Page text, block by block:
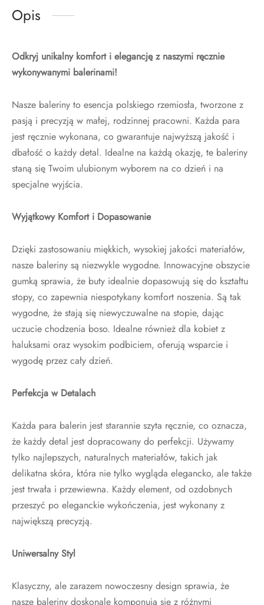
Opis
Odkryj unikalny komfort i elegancję z naszymi ręcznie
wykonywanymi balerinami!
Nasze baleriny to esencja polskiego rzemiosła, tworzone z
pasją i precyzją w małej, rodzinnej pracowni. Każda para
jest ręcznie wykonana, co gwarantuje najwyższą jakość i
dbałość o każdy detal. Idealne na każdą okazję, te baleriny
staną się Twoim ulubionym wyborem na co dzień i na
specjalne wyjścia.
Wyjątkowy Komfort i Dopasowanie
Dzięki zastosowaniu miękkich, wysokiej jakości materiałów,
nasze baleriny są niezwykle wygodne. Innowacyjne obszycie
gumką sprawia, że buty idealnie dopasowują się do kształtu
stopy, co zapewnia niespotykany komfort noszenia. Są tak
wygodne, że stają się niewyczuwalne na stopie, dając
uczucie chodzenia boso. Idealne również dla kobiet z
haluksami oraz wysokim podbiciem, oferują wsparcie i
wygodę przez cały dzień.
Perfekcja w Detalach
Każda para balerin jest starannie szyta ręcznie, co oznacza,
że każdy detal jest dopracowany do perfekcji. Używamy
tylko najlepszych, naturalnych materiałów, takich jak
delikatna skóra, która nie tylko wygląda elegancko, ale także
jest trwała i przewiewna. Każdy element, od ozdobnych
przeszyć po eleganckie wykończenia, jest wykonany z
największą precyzją.
Uniwersalny Styl
Klasyczny, ale zarazem nowoczesny design sprawia, że
nasze baleriny doskonale komponują się z różnymi